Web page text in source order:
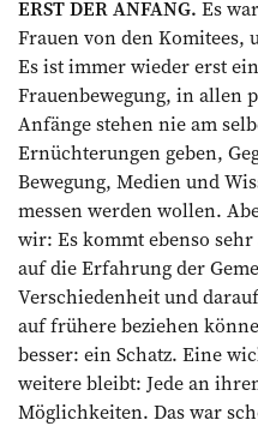
ERST DER ANFANG. Es
Frauen von den
Es ist immer wieder erst
Frauenbewegung, in allen
Anfänge stehen nie am
Ernüchterungen geben,
Bewegung, Medien und
messen werden wollen.
wir: Es kommt ebenso
auf die Erfahrung der
Verschiedenheit und
auf frühere beziehen
besser: ein Schatz. Eine
weitere bleibt: Jede an
Möglichkeiten. Das war